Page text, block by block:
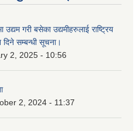
उद्यम गरी बसेका उद्यमीहरुलाई राष्‍ट्रिय
सम्बन्धी सूचना।
2, 2025 - 10:56
2, 2024 - 11:37